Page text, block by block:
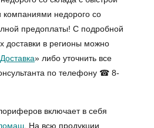
компаниями недорого со
предоплаты! С подробной
доставки в регионы можно
Доставка» либо уточнить все
по телефону ☎ 8-
включает в себя
. На всю продукции